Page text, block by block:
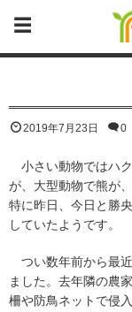
2019年7月23日 0
小さい動物ではハ
が、大型動物で熊が
特に昨日、今日と勝
していたようです。
つい数年前から最
ました。去年隣の農
柵や防鳥ネットで侵